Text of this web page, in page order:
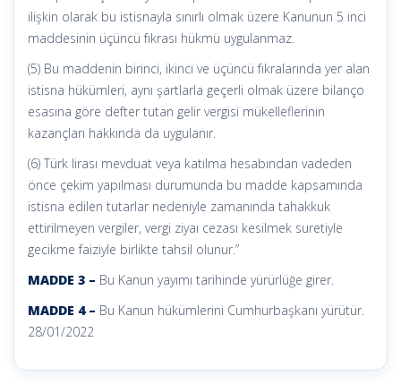
ilişkin olarak bu istisnayla sınırlı olmak üzere Kanunun 5 inci
maddesinin üçüncü fıkrası hükmü uygulanmaz.
(5) Bu maddenin birinci, ikinci ve üçüncü fıkralarında yer alan
istisna hükümleri, aynı şartlarla geçerli olmak üzere bilanço
esasına göre defter tutan gelir vergisi mükelleflerinin
kazançları hakkında da uygulanır.
(6) Türk lirası mevduat veya katılma hesabından vadeden
önce çekim yapılması durumunda bu madde kapsamında
istisna edilen tutarlar nedeniyle zamanında tahakkuk
ettirilmeyen vergiler, vergi ziyaı cezası kesilmek suretiyle
gecikme faiziyle birlikte tahsil olunur.”
MADDE 3 – Bu Kanun yayımı tarihinde yürürlüğe girer.
MADDE 4 – Bu Kanun hükümlerini Cumhurbaşkanı yürütür.
28/01/2022